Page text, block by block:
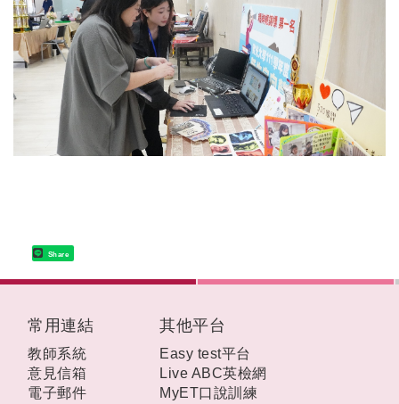
Share
常用連結
教師系統
意見信箱
電子郵件
其他平台
Easy test平台
Live ABC英檢網
MyET口說訓練